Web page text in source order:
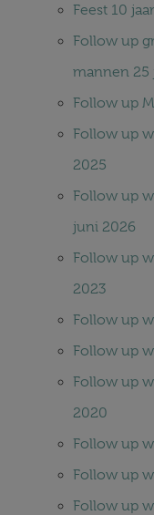
Feest 10
Follow up
mannen 25
Follow up
Follow up
2025
Follow up
juni 2026
Follow up
2023
Follow up
Follow up
Follow up
2020
Follow up
Follow up
Follow up